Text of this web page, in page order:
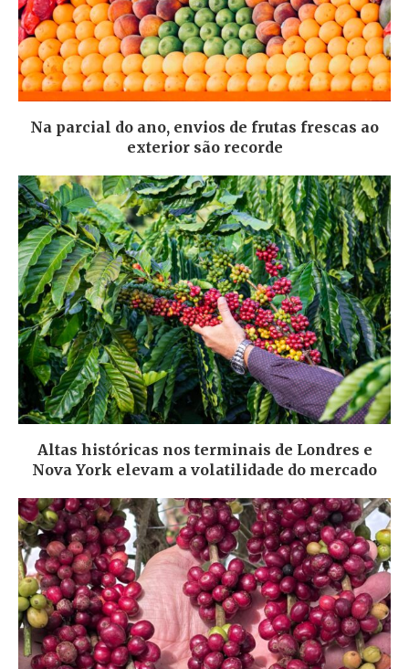
Na parcial do ano, envios de frutas frescas ao
exterior são recorde
Altas históricas nos terminais de Londres e
Nova York elevam a volatilidade do mercado